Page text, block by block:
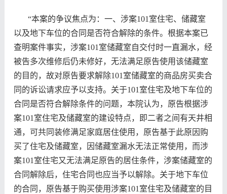
“本案的争议焦点为：一、涉案101室住宅、储藏室
以及地下车位的合同是否符合解除的条件。根据本案已
查明案件事实，涉案101室储藏室自交付时一直漏水，经
被告多次维修后仍未修好，无法满足原告使用该储藏室
的目的，故对原告要求解除101室储藏室的商品房买卖合
同的诉讼请求应予以支持。关于101室住宅及地下车位的
合同是否符合解除条件的问题，本院认为，原告根据涉
案101室住宅及储藏室的建设特点，即二者之间有天井相
通，可共同装修满足家庭居住使用，原告基于此原因购
买了住宅及储藏室，因储藏室漏水无法正常使用，而涉
案101室住宅又无法满足原告的居住条件，涉案储藏室的
合同解除后，住宅合同也应当予以解除。关于地下车位
的合同，原告基于购买使用涉案101室住宅及储藏室的目